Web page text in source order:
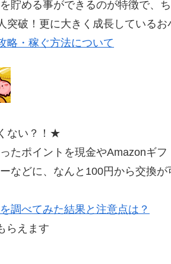
貯める事ができるのが特徴で、
突破！更に大きく成長しているお
略・稼ぐ方法について
ない？！★
たポイントを現金やAmazonギ
などに、なんと100円から交換
調べてみた結果と注意点は？
らえます